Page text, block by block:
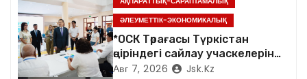
а
п
ӘЛЕУМЕТТІК-ЭКОНОМИКАЛЫҚ
*ОСК Төрағасы Түркістан
өңіріндегі сайлау учаскелерін
аралады*
Авг 7, 2026 Jsk.kz